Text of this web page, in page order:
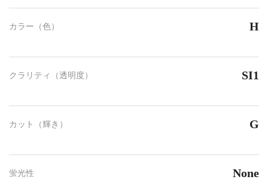
カラー（色） H
クラリティ（透明度） SI1
カット（輝き） G
蛍光性 None